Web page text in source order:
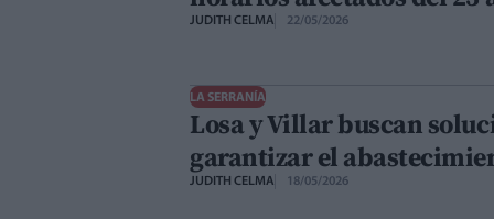
JUDITH CELMA 22/05/2026
LA SERRANÍA
Losa y Villar buscan
garantizar el
JUDITH CELMA 18/05/2026